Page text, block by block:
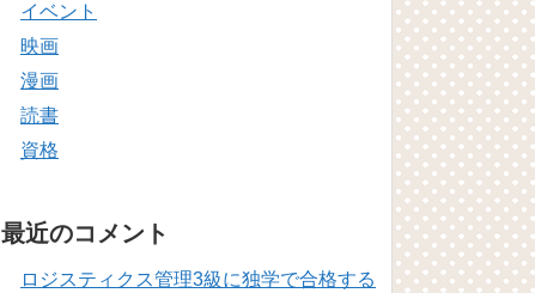
イベント
映画
漫画
読書
資格
最近のコメント
ロジスティクス管理3級に独学で合格する